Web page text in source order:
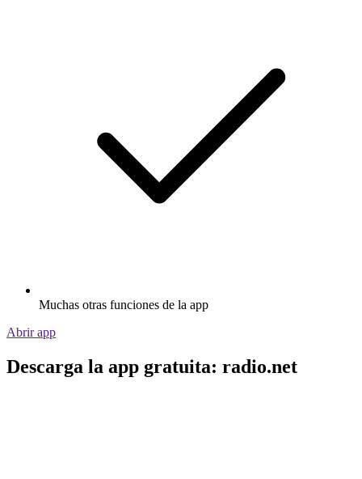
Muchas otras funciones de la app
Abrir app
Descarga la app gratuita: radio.net